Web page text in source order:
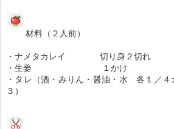
材料（２人前）
・ナメタカレイ 切り身２切れ
・生姜 １かけ
・タレ（酒・みりん・醤油・水 各１／４
３）